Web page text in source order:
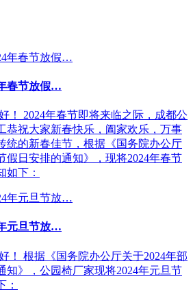
春节放假…
！ 2024年春节即将来临之际，成都公
恭祝大家新春快乐，阖家欢乐，万事
统的新春佳节，根据《国务院办公厅
假日安排的通知》，现将2024年春节
如下：
元旦节放…
！ 根据《国务院办公厅关于2024年部
知》，公园椅厂家现将2024年元旦节
：